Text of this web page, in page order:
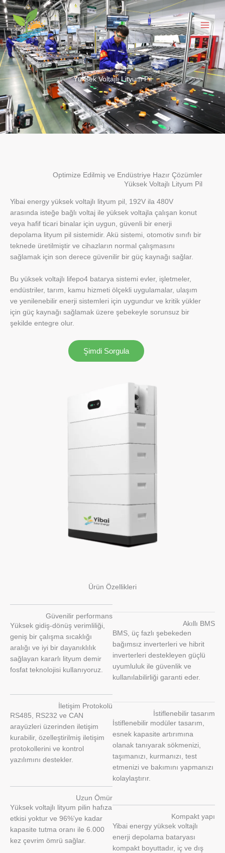
İçeriğe
geç
Yüksek Voltajlı Lityum Pil
Optimize Edilmiş ve Endüstriye Hazır Çözümler
Yüksek Voltajlı Lityum Pil
Yibai energy yüksek voltajlı lityum pil, 192V ila 480V
arasında isteğe bağlı voltaj ile yüksek voltajla çalışan konut
veya hafif ticari binalar için uygun, güvenli bir enerji
depolama lityum pil sistemidir. Akü sistemi, otomotiv sınıfı bir
teknede üretilmiştir ve cihazların normal çalışmasını
sağlamak için son derece güvenilir bir güç kaynağı sağlar.
Bu yüksek voltajlı lifepo4 batarya sistemi evler, işletmeler,
endüstriler, tarım, kamu hizmeti ölçekli uygulamalar, ulaşım
ve yenilenebilir enerji sistemleri için uygundur ve kritik yükler
için güç kaynağı sağlamak üzere şebekeyle sorunsuz bir
şekilde entegre olur.
Şimdi Sorgula
Ürün Özellikleri
Güvenilir performans
Yüksek gidiş-dönüş verimliliği,
geniş bir çalışma sıcaklığı
aralığı ve iyi bir dayanıklılık
sağlayan kararlı lityum demir
fosfat teknolojisi kullanıyoruz.
İletişim Protokolü
RS485, RS232 ve CAN
arayüzleri üzerinden iletişim
kurabilir, özelleştirilmiş iletişim
protokollerini ve kontrol
yazılımını destekler.
Uzun Ömür
Yüksek voltajlı lityum pilin hafıza
etkisi yoktur ve 96%'ye kadar
kapasite tutma oranı ile 6.000
kez çevrim ömrü sağlar.
Akıllı BMS
BMS, üç fazlı şebekeden
bağımsız inverterleri ve hibrit
inverterleri destekleyen güçlü
uyumluluk ile güvenlik ve
kullanılabilirliği garanti eder.
İstiflenebilir tasarım
İstiflenebilir modüler tasarım,
esnek kapasite artırımına
olanak tanıyarak sökmenizi,
taşımanızı, kurmanızı, test
etmenizi ve bakımını yapmanızı
kolaylaştırır.
Kompakt yapı
Yibai energy yüksek voltajlı
enerji depolama bataryası
kompakt boyuttadır, iç ve dış